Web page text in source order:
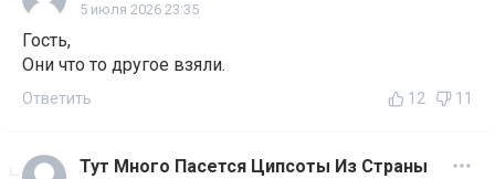
5 июля 2026 23:35
Гость,
Они что то другое взяли.
Ответить 12 11
Тут Много Пасется Ципсоты Из Страны